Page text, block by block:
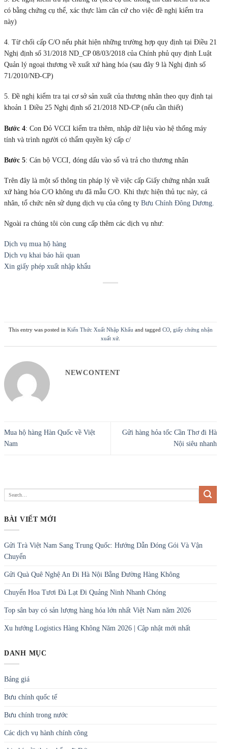
có bằng chứng cụ thể, xác thực làm căn cứ cho việc đề nghị kiểm tra
này)
4. Từ chối cấp C/O nếu phát hiện những trường hợp quy định tại Điều 21
Nghị định số 31/2018 ND_CP 08/03/2018 của Chính phủ quy định Luật
Quản lý ngoại thương về xuất xứ hàng hóa (sau đây 9 là Nghị định số
71/2010/NĐ-CP)
5. Đề nghị kiểm tra tại cơ sở sản xuất của thương nhân theo quy định tại
khoản 1 Điều 25 Nghị định số 21/2018 ND-CP (nếu cần thiết)
Bước 4: Con Đỏ VCCI kiểm tra thêm, nhập dữ liệu vào hệ thống máy
tính và trình người có thẩm quyền ký cấp c/
Bước 5: Cán bộ VCCI, đóng dấu vào sổ và trả cho thương nhân
Trên đây là một số thông tin pháp lý về việc cấp Giấy chứng nhận xuất
xứ hàng hóa C/O không ưu đã mẫu C/O. Khi thực hiện thủ tục này, cá
nhân, tổ chức nên sử dụng dịch vụ của công ty Bưu Chính Đông Dương.
Ngoài ra chúng tôi còn cung cấp thêm các dịch vụ như:
Dịch vụ mua hộ hàng
Dịch vụ khai báo hải quan
Xin giấy phép xuất nhập khẩu
This entry was posted in Kiến Thức Xuất Nhập Khẩu and tagged CO, giấy chứng nhận
xuất xứ.
NEWCONTENT
Mua hộ hàng Hàn Quốc về Việt
Nam
Gửi hàng hỏa tốc Cần Thơ đi Hà
Nội siêu nhanh
BÀI VIẾT MỚI
Gửi Trà Việt Nam Sang Trung Quốc: Hướng Dẫn Đóng Gói Và Vận
Chuyển
Gửi Quà Quê Nghệ An Đi Hà Nội Bằng Đường Hàng Không
Chuyển Hoa Tươi Đà Lạt Đi Quảng Ninh Nhanh Chóng
Top sân bay có sản lượng hàng hóa lớn nhất Việt Nam năm 2026
Xu hướng Logistics Hàng Không Năm 2026 | Cập nhật mới nhất
DANH MỤC
Bảng giá
Bưu chính quốc tế
Bưu chính trong nước
Các dịch vụ hành chính công